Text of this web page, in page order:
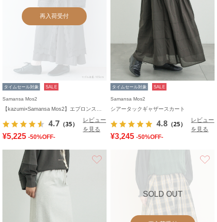
再入荷受付
タイムセール対象 SALE
Samansa Mos2
4.7 （35）
レビュー
を見る
¥5,225 -50%OFF-
タイムセール対象 SALE
Samansa Mos2
シアータックギャザースカート
4.8 （25）
レビュー
を見る
¥3,245 -50%OFF-
SOLD OUT